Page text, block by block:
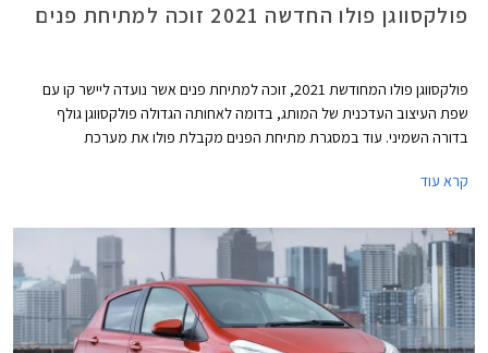
פולקסווגן פולו החדשה 2021 זוכה למתיחת פנים
פולקסווגן פולו המחודשת 2021, זוכה למתיחת פנים אשר נועדה ליישר קו עם
שפת העיצוב העדכנית של המותג, בדומה לאחותה הגדולה פולקסווגן גולף
בדורה השמיני. עוד במסגרת מתיחת הפנים מקבלת פולו את מערכת
קרא עוד